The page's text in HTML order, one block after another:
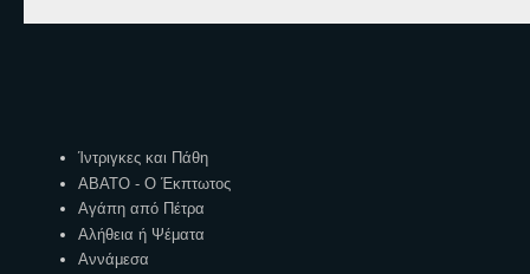
Ίντριγκες και Πάθη
ΑΒΑΤΟ - Ο Έκπτωτος
Αγάπη από Πέτρα
Αλήθεια ή Ψέματα
Αννάμεσα